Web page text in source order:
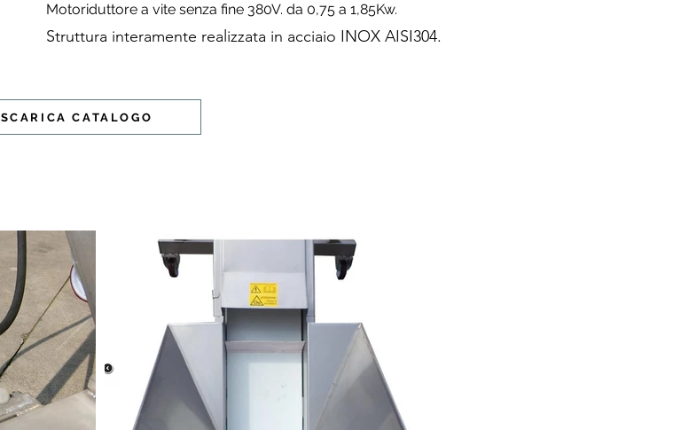
Motoriduttore a vite senza fine 380V. da 0,75 a 1,85Kw.
Struttura interamente realizzata in acciaio INOX AISI304.
SCARICA CATALOGO